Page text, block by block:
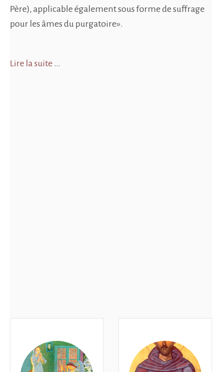
Père), applicable également sous forme de suffrage
pour les âmes du purgatoire».
Lire la suite …